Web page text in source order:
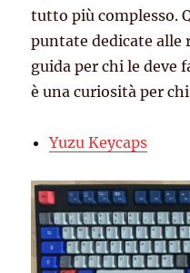
tutto più complesso.
puntate dedicate alle
guida per chi le deve
è una curiosità per
Yuzu Keycaps